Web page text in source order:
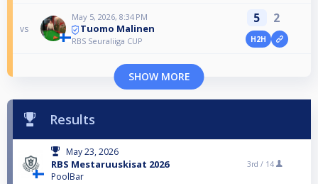
vs
May 5, 2026, 8:34 PM
Tuomo Malinen
RBS Seuraliiga CUP
5 2
H2H
SHOW MORE
Results
May 23, 2026
RBS Mestaruuskisat 2026
PoolBar
3rd / 14